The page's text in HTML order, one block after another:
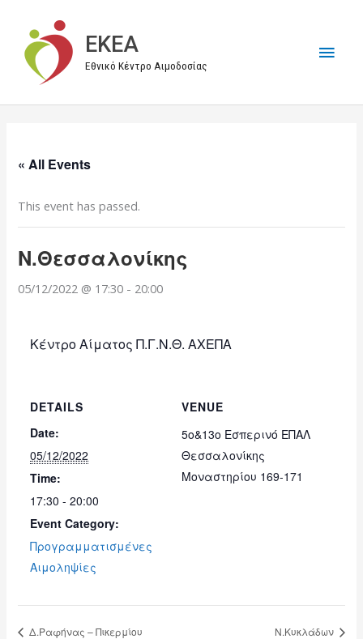
περιεχόμενο
EKEA
Εθνικό Κέντρο Αιμοδοσίας
« All Events
This event has passed.
Ν.Θεσσαλονίκης
05/12/2022 @ 17:30 - 20:00
Κέντρο Αίματος Π.Γ.Ν.Θ. ΑΧΕΠΑ
DETAILS
Date:
05/12/2022
Time:
17:30 - 20:00
Event Category:
Προγραμματισμένες
Αιμοληψίες
VENUE
5ο&13ο Εσπερινό ΕΠΑΛ
Θεσσαλονίκης
Μοναστηρίου 169-171
Δ.Ραφήνας – Πικερμίου Ν.Κυκλάδων